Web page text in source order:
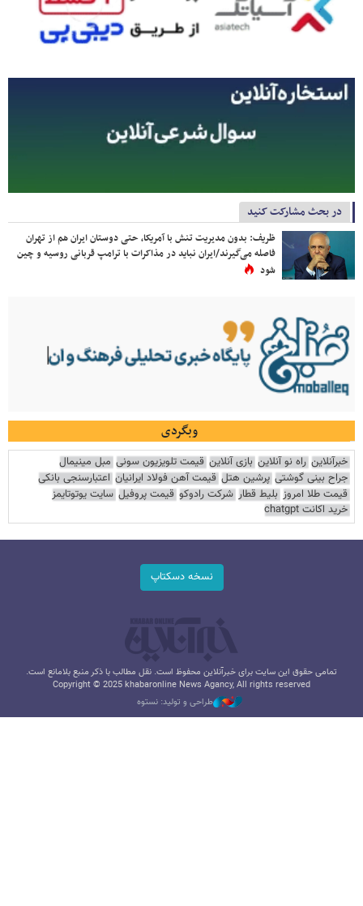
در بحث مشارکت کنید
ظریف: بدون مدیریت تنش با آمریکا، حتی دوستان ایران هم از تهران
فاصله می‌گیرند/ایران نباید در مذاکرات با ترامپ قربانی روسیه و چین
شود
وبگردی
خبرآنلاین راه نو آنلاین بازی آنلاین قیمت تلویزیون سونی مبل مینیمال
جراح بینی گوشتی پرشین هتل قیمت آهن فولاد ایرانیان اعتبارسنجی بانکی
قیمت طلا امروز بلیط قطار شرکت رادوکو قیمت پروفیل سایت یوتوتایمز
خرید اکانت chatgpt
نسخه دسکتاپ
تمامی حقوق این سایت برای خبرآنلاین محفوظ است. نقل مطالب با ذکر منبع بلامانع است.
Copyright © 2025 khabaronline News Agancy, All rights reserved
طراحی و تولید: نستوه